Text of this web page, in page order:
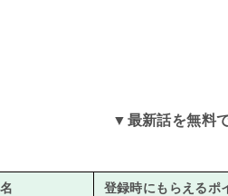
▼ 最新話を無料
登録時にもらえるポ